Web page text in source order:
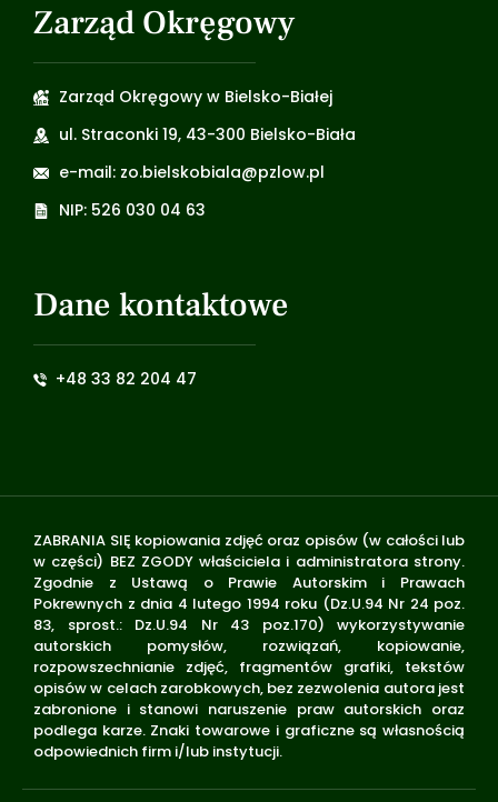
Zarząd Okręgowy
Zarząd Okręgowy w Bielsko-Białej
ul. Straconki 19, 43-300 Bielsko-Biała
e-mail: zo.bielskobiala@pzlow.pl
NIP: 526 030 04 63
Dane kontaktowe
+48 33 82 204 47
ZABRANIA SIĘ kopiowania zdjęć oraz opisów (w całości lub
w części) BEZ ZGODY właściciela i administratora strony.
Zgodnie z Ustawą o Prawie Autorskim i Prawach
Pokrewnych z dnia 4 lutego 1994 roku (Dz.U.94 Nr 24 poz.
83, sprost.: Dz.U.94 Nr 43 poz.170) wykorzystywanie
autorskich pomysłów, rozwiązań, kopiowanie,
rozpowszechnianie zdjęć, fragmentów grafiki, tekstów
opisów w celach zarobkowych, bez zezwolenia autora jest
zabronione i stanowi naruszenie praw autorskich oraz
podlega karze. Znaki towarowe i graficzne są własnością
odpowiednich firm i/lub instytucji.